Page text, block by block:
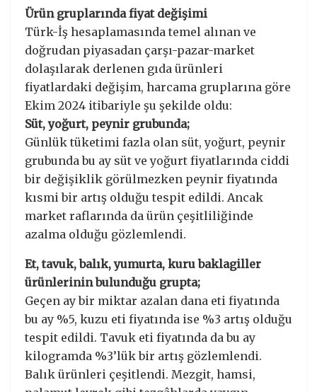
Ürün gruplarında fiyat değişimi
Türk-İş hesaplamasında temel alınan ve
doğrudan piyasadan çarşı-pazar-market
dolaşılarak derlenen gıda ürünleri
fiyatlardaki değişim, harcama gruplarına göre
Ekim 2024 itibariyle şu şekilde oldu:
Süt, yoğurt, peynir grubunda;
Günlük tüketimi fazla olan süt, yoğurt, peynir
grubunda bu ay süt ve yoğurt fiyatlarında ciddi
bir değişiklik görülmezken peynir fiyatında
kısmi bir artış olduğu tespit edildi. Ancak
market raflarında da ürün çeşitliliğinde
azalma olduğu gözlemlendi.
Et, tavuk, balık, yumurta, kuru baklagiller
ürünlerinin bulunduğu grupta;
Geçen ay bir miktar azalan dana eti fiyatında
bu ay %5, kuzu eti fiyatında ise %3 artış olduğu
tespit edildi. Tavuk eti fiyatında da bu ay
kilogramda %3’lük bir artış gözlemlendi.
Balık ürünleri çeşitlendi. Mezgit, hamsi,